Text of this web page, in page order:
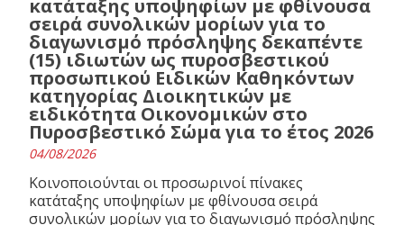
κατάταξης υποψηφίων με φθίνουσα
σειρά συνολικών μορίων για το
διαγωνισμό πρόσληψης δεκαπέντε
(15) ιδιωτών ως πυροσβεστικού
προσωπικού Ειδικών Καθηκόντων
κατηγορίας Διοικητικών με
ειδικότητα Οικονομικών στο
Πυροσβεστικό Σώμα για το έτος 2026
04/08/2026
Κοινοποιούνται οι προσωρινοί πίνακες
κατάταξης υποψηφίων με φθίνουσα σειρά
συνολικών μορίων για το διαγωνισμό πρόσληψης